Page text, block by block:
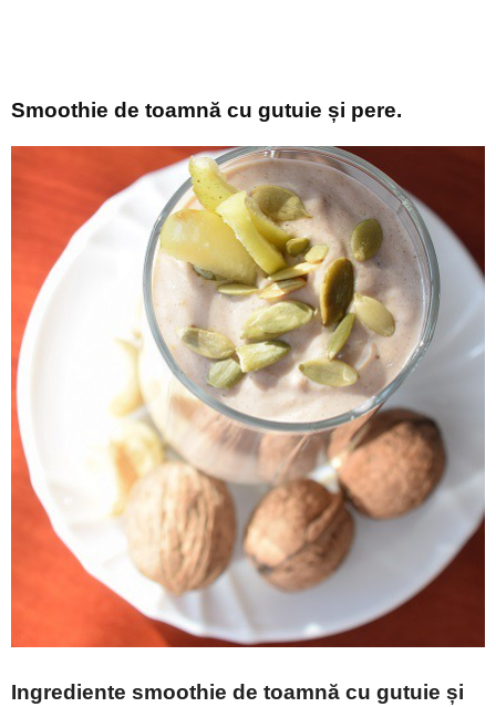
Smoothie de toamnă cu gutuie și pere.
Ingrediente smoothie de toamnă cu gutuie și